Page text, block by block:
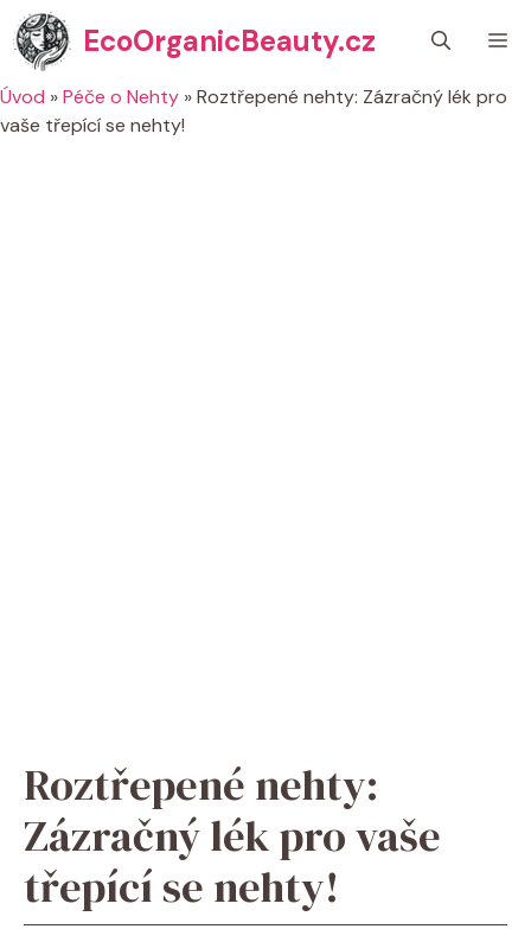
Přeskočit
na
obsah
EcoOrganicBeauty.cz
Úvod »Péče o Nehty »Roztřepené nehty: Zázračný lék pro
vaše třepící se nehty!
Roztřepené nehty:
Zázračný lék pro vaše
třepící se nehty!